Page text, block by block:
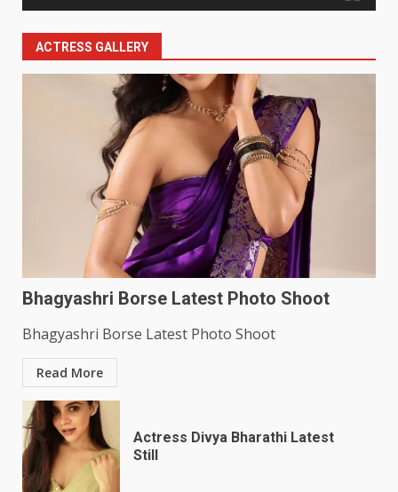
ACTRESS GALLERY
Bhagyashri Borse Latest Photo Shoot
Bhagyashri Borse Latest Photo Shoot
Read More
Actress Divya Bharathi Latest
Still